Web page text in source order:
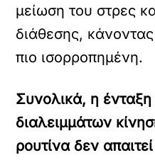
μείωση του στρες
διάθεσης,
πιο ισορροπημένη.
Συνολικά, η
διαλειμμάτων
ρουτίνα δεν